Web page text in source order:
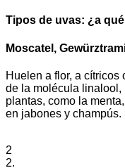
Tipos de uvas: ¿a
Moscatel,
Huelen a flor, a
de la molécula linalool,
plantas, como la
en jabones y champús.
2
2.